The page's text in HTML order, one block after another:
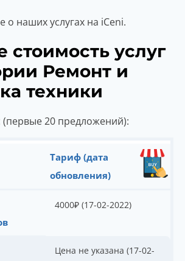
о наших услугах на iCeni.
стоимость услуг
Ремонт и
техники
20 предложений):
Тариф (дата
обновления)
4000₽ (17-02-2022)
Цена не указана (17-02-